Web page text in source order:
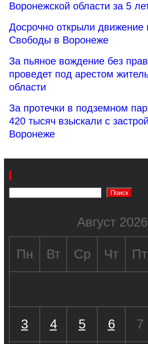
Воронежской области за 5
Досрочно открыли движение
Свободы в Воронеже
За пьяное вождение без
проведет под арестом
области
За протечки в подземном
420 тысяч взыскали с
Воронеже
Поиск
Август 2026
Пн Вт Ср Чт Пт
3 4 5 6 7